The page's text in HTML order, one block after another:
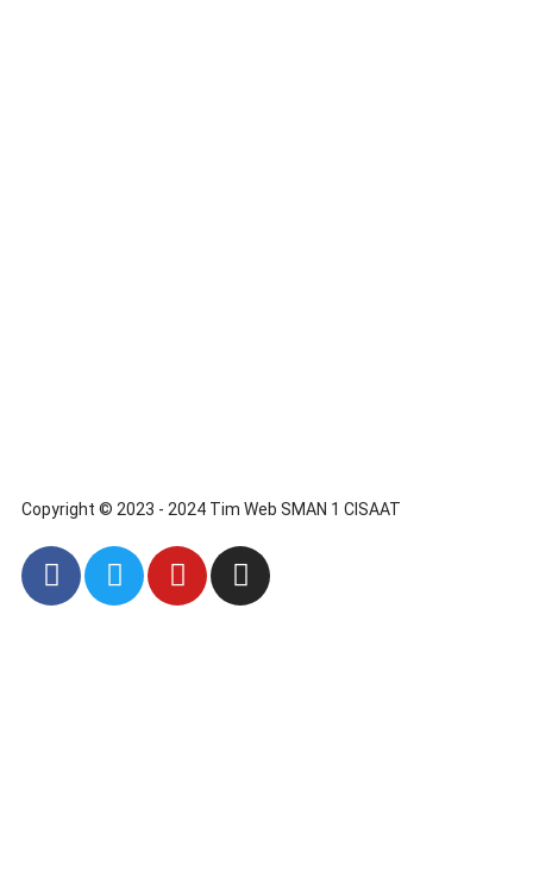
Copyright © 2023 - 2024 Tim Web SMAN 1 CISAAT